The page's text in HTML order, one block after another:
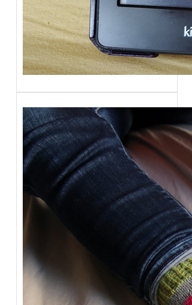
{Tricot} Flower
power socks